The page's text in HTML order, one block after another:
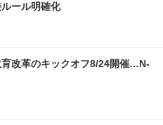
ール明確化
改革のキックオフ8/24開催…N-